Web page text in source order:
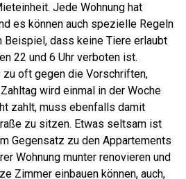
Jede Wohnung hat
es können auch spezielle Regeln
dass keine Tiere erlaubt
22 und 6 Uhr verboten ist.
oft gegen die Vorschriften,
wird einmal in der Woche
zahlt, muss ebenfalls damit
zu sitzen. Etwas seltsam ist
Gegensatz zu den Appartements
Wohnung munter renovieren und
Zimmer einbauen können, auch,